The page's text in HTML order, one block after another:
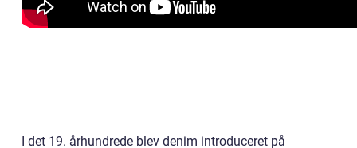
I det 19. århundrede blev denim introduceret på